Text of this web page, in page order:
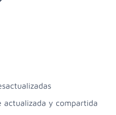
actualizada y compartida